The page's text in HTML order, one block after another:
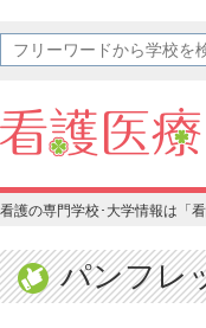
看護の専門学校･大学情報は「
パンフレ